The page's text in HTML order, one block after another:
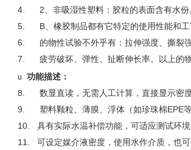
4.
2 、非吸湿性塑料：胶粒的表面含有水份
5.
B 、橡胶制品都有它特定的使用性能和
6.
的物性试验不外乎有：拉伸强度、撕裂
7.
疲劳破坏、弹性、扯断伸长率。以上的
u 功能描述：
8.
数显直读，无需人工计算，直接显示密
9.
塑料颗粒、薄膜、浮体（如珍珠棉EPE
10.
具有实际水温补偿功能，可适应测试环
11.
可设定媒介液密度，使用水作介质，也